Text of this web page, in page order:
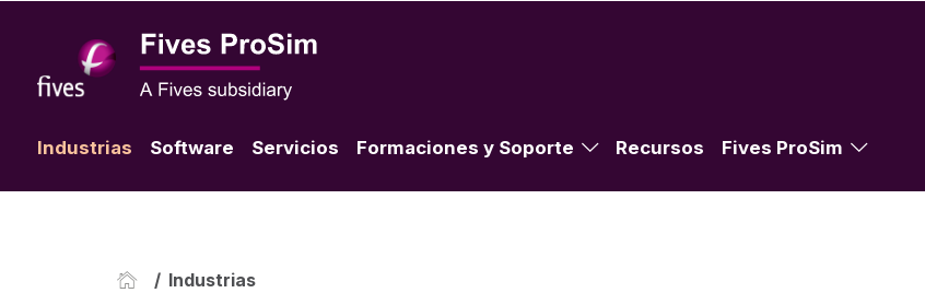
Industrias Software Servicios Formaciones y Soporte Recursos Fives ProSim
Fives ProSim en el mundo
/ Industrias